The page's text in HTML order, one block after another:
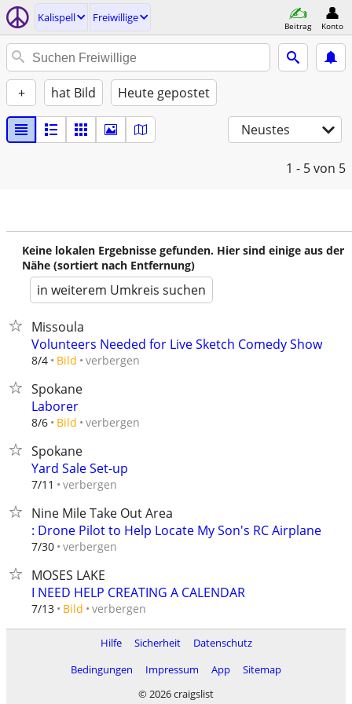
Kalispell Freiwillige
Beitrag Konto
+ hat Bild Heute gepostet
Neustes
1 - 5von 5
Keine lokalen Ergebnisse gefunden. Hier sind einige aus der
Nähe (sortiert nach Entfernung)
in weiterem Umkreis suchen
Missoula
Volunteers Needed for Live Sketch Comedy Show
8/4 Bild verbergen
Spokane
Laborer
8/6 Bild verbergen
Spokane
Yard Sale Set-up
7/11 verbergen
Nine Mile Take Out Area
: Drone Pilot to Help Locate My Son's RC Airplane
7/30 verbergen
MOSES LAKE
I NEED HELP CREATING A CALENDAR
7/13 Bild verbergen
Hilfe Sicherheit
Datenschutz
Bedingungen
Impressum App
Sitemap
© 2026 craigslist